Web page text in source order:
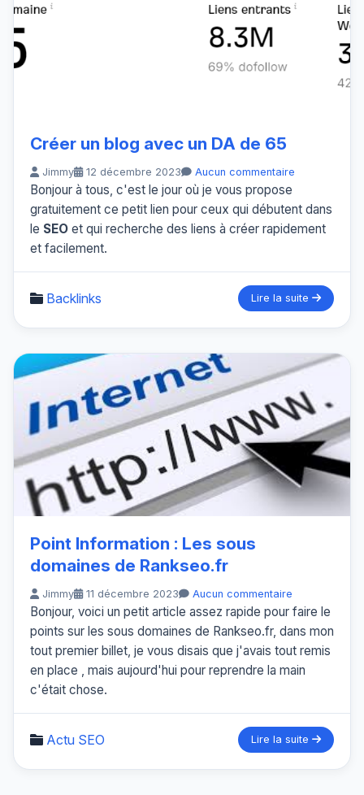
Créer un blog avec un DA de 65
Jimmy 12 décembre 2023 Aucun commentaire
Bonjour à tous, c'est le jour où je vous propose
gratuitement ce petit lien pour ceux qui débutent dans
le SEO et qui recherche des liens à créer rapidement
et facilement.
Backlinks Lire la suite
Point Information : Les sous
domaines de Rankseo.fr
Jimmy 11 décembre 2023 Aucun commentaire
Bonjour, voici un petit article assez rapide pour faire le
points sur les sous domaines de Rankseo.fr, dans mon
tout premier billet, je vous disais que j'avais tout remis
en place , mais aujourd'hui pour reprendre la main
c'était chose.
Actu SEO Lire la suite